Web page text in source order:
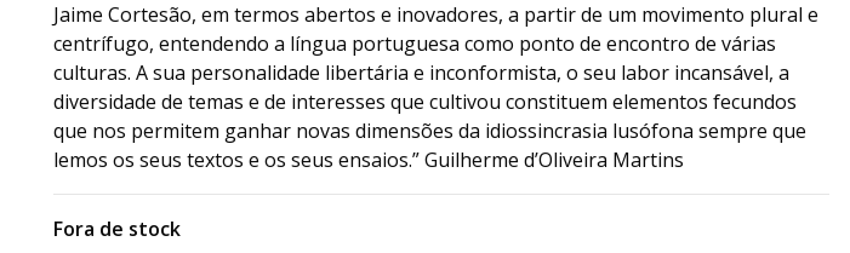
Jaime Cortesão, em termos abertos e inovadores, a partir de um movimento plural e
centrífugo, entendendo a língua portuguesa como ponto de encontro de várias
culturas. A sua personalidade libertária e inconformista, o seu labor incansável, a
diversidade de temas e de interesses que cultivou constituem elementos fecundos
que nos permitem ganhar novas dimensões da idiossincrasia lusófona sempre que
lemos os seus textos e os seus ensaios.” Guilherme d’Oliveira Martins
Fora de stock